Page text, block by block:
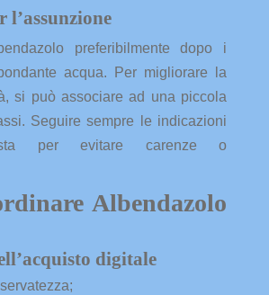
l’assunzione
preferibilmente dopo i
acqua. Per migliorare la
si può associare ad una piccola
Seguire sempre le indicazioni
per evitare carenze o
Albendazolo
digitale